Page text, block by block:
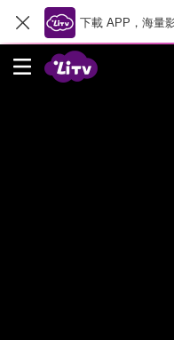
下載 APP，海量